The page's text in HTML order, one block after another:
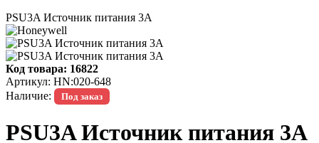
PSU3A Источник питания 3А
Код товара: 16822
Артикул: HN:020-648
Наличие:
Под заказ
PSU3A Источник питания 3А